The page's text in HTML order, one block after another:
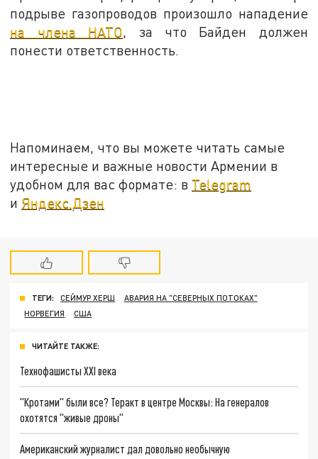
подрыве газопроводов произошло нападение
на члена НАТО, за что Байден должен
понести ответственность.
Напоминаем, что вы можете читать самые
интересные и важные новости Армении в
удобном для вас формате: в Telegram
и Яндекс.Дзен
ТЕГИ: СЕЙМУР ХЕРШ
АВАРИЯ НА "СЕВЕРНЫХ ПОТОКАХ"
НОРВЕГИЯ
США
ЧИТАЙТЕ ТАКЖЕ:
Технофашисты XXI века
"Кротами" были все? Теракт в центре Москвы: На генералов
охотятся "живые дроны"
Американский журналист дал довольно необычную